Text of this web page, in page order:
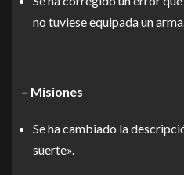
no tuviese equipada un
– Misiones
Se ha cambiado la
suerte».